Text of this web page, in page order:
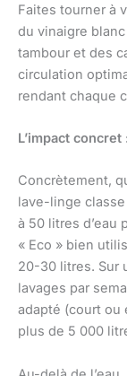
Faites tourner à
du vinaigre
tambour et des
circulation
rendant chaque
L’impact
Concrètement,
lave-linge
à 50 litres d’eau
« Eco » bien
20-30 litres. Sur
lavages par
adapté (court ou
plus de 5 000